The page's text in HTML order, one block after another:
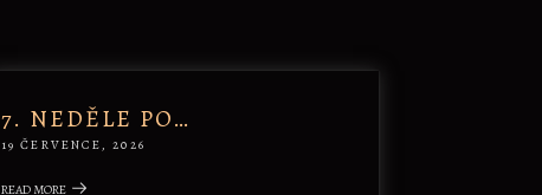
7. NEDĚLE PO…
19 ČERVENCE, 2026
READ MORE